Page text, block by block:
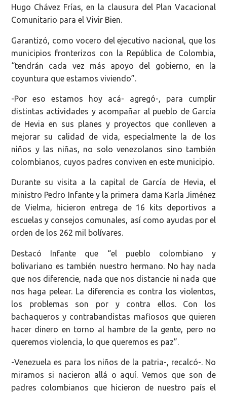
Hugo Chávez Frías, en la clausura del Plan Vacacional
Comunitario para el Vivir Bien.
Garantizó, como vocero del ejecutivo nacional, que los
municipios fronterizos con la República de Colombia,
“tendrán cada vez más apoyo del gobierno, en la
coyuntura que estamos viviendo”.
-Por eso estamos hoy acá- agregó-, para cumplir
distintas actividades y acompañar al pueblo de García
de Hevia en sus planes y proyectos que conlleven a
mejorar su calidad de vida, especialmente la de los
niños y las niñas, no solo venezolanos sino también
colombianos, cuyos padres conviven en este municipio.
Durante su visita a la capital de García de Hevia, el
ministro Pedro Infante y la primera dama Karla Jiménez
de Vielma, hicieron entrega de 16 kits deportivos a
escuelas y consejos comunales, así como ayudas por el
orden de los 262 mil bolívares.
Destacó Infante que “el pueblo colombiano y
bolivariano es también nuestro hermano. No hay nada
que nos diferencie, nada que nos distancie ni nada que
nos haga pelear. La diferencia es contra los violentos,
los problemas son por y contra ellos. Con los
bachaqueros y contrabandistas mafiosos que quieren
hacer dinero en torno al hambre de la gente, pero no
queremos violencia, lo que queremos es paz”.
-Venezuela es para los niños de la patria-, recalcó-. No
miramos si nacieron allá o aquí. Vemos que son de
padres colombianos que hicieron de nuestro país el